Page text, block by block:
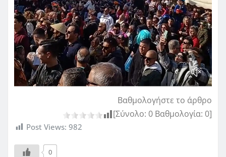
Βαθμολογήστε το άρθρο
[Σύνολο: 0 Βαθμολογία: 0]
Post Views: 982
0